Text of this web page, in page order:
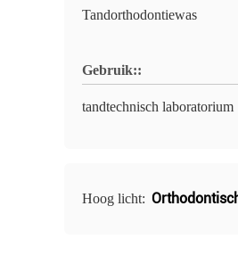
Tandorthodontiewas
Gebruik::
tandtechnisch laboratorium
Hoog licht: